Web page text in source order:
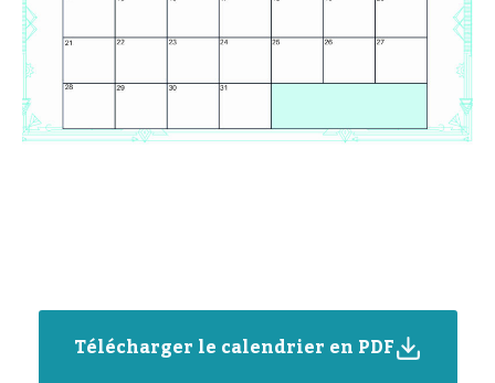
Télécharger le calendrier en PDF